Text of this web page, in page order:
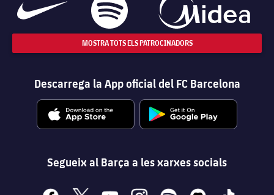
MOSTRA TOTS ELS PATROCINADORS
Descarrega la App oficial del FC Barcelona
Segueix al Barça a les xarxes socials